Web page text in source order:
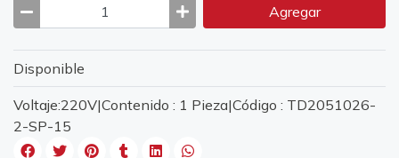
Agregar
Disponible
Voltaje:220V|Contenido : 1 Pieza|Código : TD2051026-
2-SP-15